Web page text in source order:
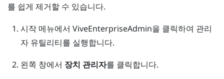
를 쉽게 제거할 수 있습니다.
시작 메뉴에서 ViveEnterpriseAdmin을 클릭하여 관리
자 유틸리티를 실행합니다.
왼쪽 창에서 장치 관리자를 클릭합니다.